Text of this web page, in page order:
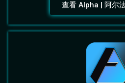
查看 Alpha | 阿尔